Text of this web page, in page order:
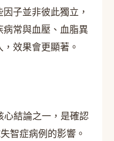
子並非彼此獨立，
常與血壓、血脂異
效果會更顯著。
心結論之一，是確認
智症病例的影響。